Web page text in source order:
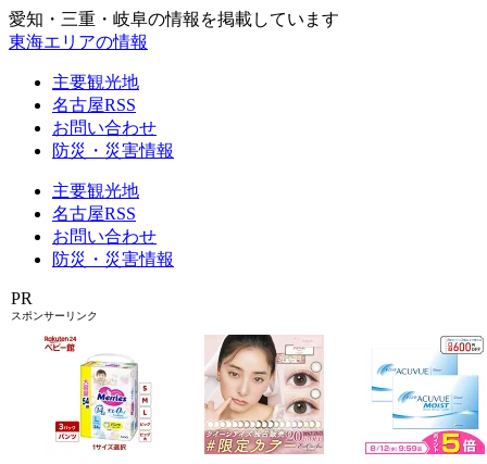
愛知・三重・岐阜の情報を掲載しています
東海エリアの情報
主要観光地
名古屋RSS
お問い合わせ
防災・災害情報
主要観光地
名古屋RSS
お問い合わせ
防災・災害情報
PR
スポンサーリンク